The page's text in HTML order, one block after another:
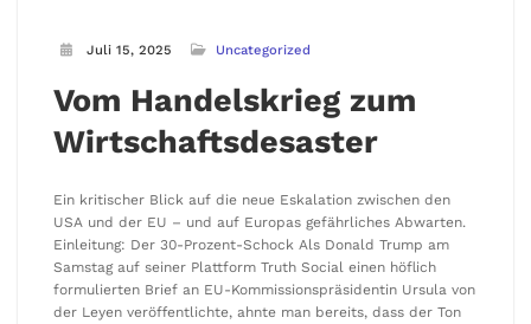
Juli 15, 2025 Uncategorized
Vom Handelskrieg zum
Wirtschaftsdesaster
Ein kritischer Blick auf die neue Eskalation zwischen den
USA und der EU – und auf Europas gefährliches Abwarten.
Einleitung: Der 30-Prozent-Schock Als Donald Trump am
Samstag auf seiner Plattform Truth Social einen höflich
formulierten Brief an EU-Kommissionspräsidentin Ursula von
der Leyen veröffentlichte, ahnte man bereits, dass der Ton